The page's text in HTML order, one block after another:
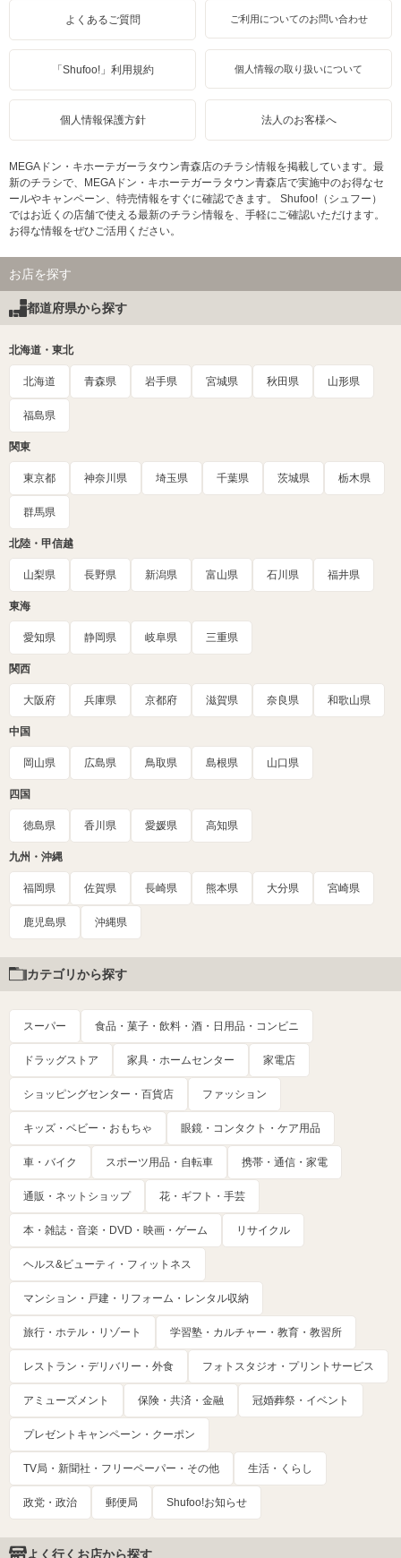
よくあるご質問 ご利用についてのお問い合わせ
「Shufoo!」利用規約 個人情報の取り扱いについて
個人情報保護方針 法人のお客様へ
MEGAドン・キホーテガーラタウン青森店のチラシ情報を掲載しています。最
新のチラシで、MEGAドン・キホーテガーラタウン青森店で実施中のお得なセ
ールやキャンペーン、特売情報をすぐに確認できます。 Shufoo!（シュフー）
ではお近くの店舗で使える最新のチラシ情報を、手軽にご確認いただけます。
お得な情報をぜひご活用ください。
お店を探す
都道府県から探す
北海道・東北
北海道 青森県 岩手県 宮城県 秋田県 山形県
福島県
関東
東京都 神奈川県 埼玉県 千葉県 茨城県 栃木県
群馬県
北陸・甲信越
山梨県 長野県 新潟県 富山県 石川県 福井県
東海
愛知県 静岡県 岐阜県 三重県
関西
大阪府 兵庫県 京都府 滋賀県 奈良県 和歌山県
中国
岡山県 広島県 鳥取県 島根県 山口県
四国
徳島県 香川県 愛媛県 高知県
九州・沖縄
福岡県 佐賀県 長崎県 熊本県 大分県 宮崎県
鹿児島県 沖縄県
カテゴリから探す
スーパー 食品・菓子・飲料・酒・日用品・コンビニ
ドラッグストア 家具・ホームセンター 家電店
ショッピングセンター・百貨店 ファッション
キッズ・ベビー・おもちゃ 眼鏡・コンタクト・ケア用品
車・バイク スポーツ用品・自転車 携帯・通信・家電
通販・ネットショップ 花・ギフト・手芸
本・雑誌・音楽・DVD・映画・ゲーム リサイクル
ヘルス&ビューティ・フィットネス
マンション・戸建・リフォーム・レンタル収納
旅行・ホテル・リゾート 学習塾・カルチャー・教育・教習所
レストラン・デリバリー・外食 フォトスタジオ・プリントサービス
アミューズメント 保険・共済・金融 冠婚葬祭・イベント
プレゼントキャンペーン・クーポン
TV局・新聞社・フリーペーパー・その他 生活・くらし
政党・政治 郵便局 Shufoo!お知らせ
よく行くお店から探す